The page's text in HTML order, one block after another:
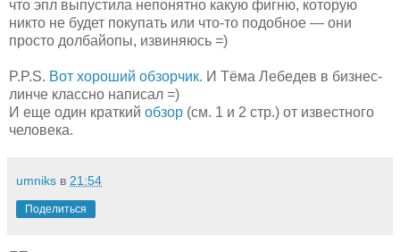
что эпл выпустила непонятно какую фигню, которую
никто не будет покупать или что-то подобное — они
просто долбайопы, извиняюсь =)
P.P.S. Вот хороший обзорчик. И Тёма Лебедев в бизнес-
линче классно написал =)
И еще один краткий обзор (см. 1 и 2 стр.) от известного
человека.
umniks в 21:54
Поделиться